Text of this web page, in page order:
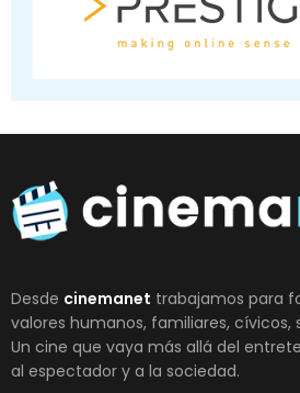
Desde cinemanet trabajamos para
valores humanos, familiares, cívicos,
Un cine que vaya más allá del
al espectador y a la sociedad.